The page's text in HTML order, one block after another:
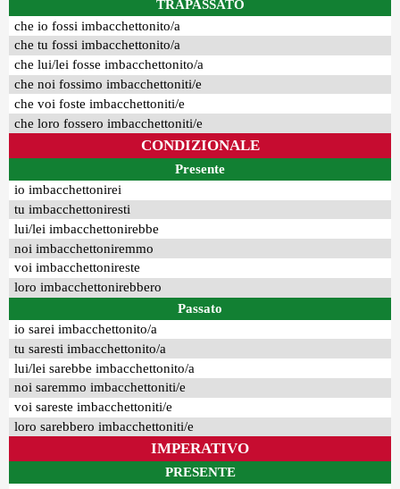
TRAPASSATO
che io fossi imbacchettonito/a
che tu fossi imbacchettonito/a
che lui/lei fosse imbacchettonito/a
che noi fossimo imbacchettoniti/e
che voi foste imbacchettoniti/e
che loro fossero imbacchettoniti/e
CONDIZIONALE
Presente
io imbacchettonirei
tu imbacchettoniresti
lui/lei imbacchettonirebbe
noi imbacchettoniremmo
voi imbacchettonireste
loro imbacchettonirebbero
Passato
io sarei imbacchettonito/a
tu saresti imbacchettonito/a
lui/lei sarebbe imbacchettonito/a
noi saremmo imbacchettoniti/e
voi sareste imbacchettoniti/e
loro sarebbero imbacchettoniti/e
IMPERATIVO
PRESENTE